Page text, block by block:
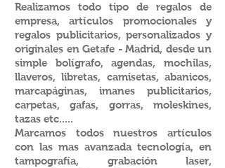
Realizamos todo tipo de regalos de
empresa, artículos promocionales y
regalos publicitarios, personalizados y
originales en Getafe - Madrid, desde un
simple bolígrafo, agendas, mochilas,
llaveros, libretas, camisetas, abanicos,
marcapáginas, imanes publicitarios,
carpetas, gafas, gorras, moleskines,
tazas etc.....
Marcamos todos nuestros artículos
con las mas avanzada tecnología, en
tampografía, grabación laser,